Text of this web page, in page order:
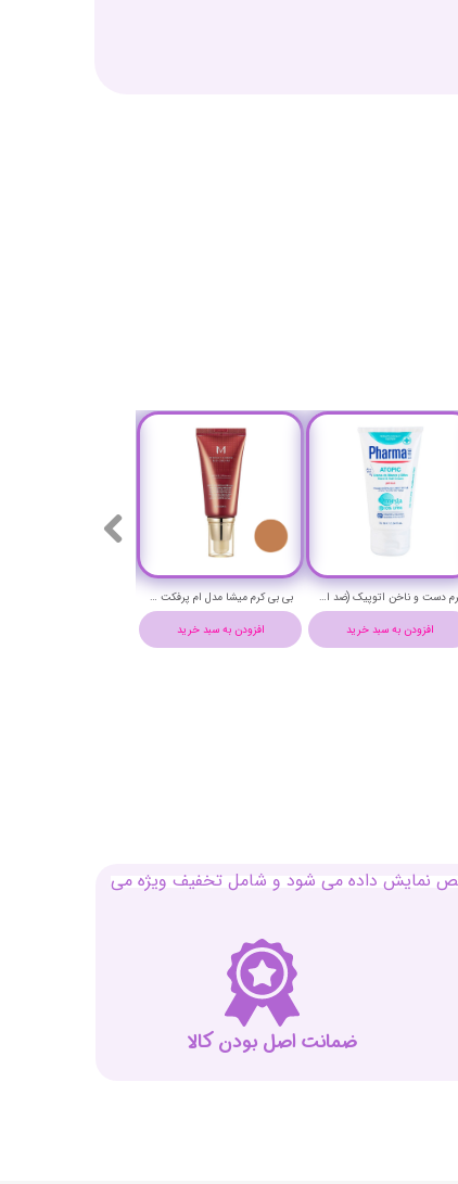
رژ لب براق (برق لب) پودایر شماره 14 - Pudaier silky lip gloss 14
افزودن به سبد خرید
رژ لب براق (برق لب) پودایر شماره 16 - Pudaier silky lip gloss 16
به سبد خرید
نمایش داده می شود و شامل تخفیف ویژه می
ضمانت اصل بودن کالا